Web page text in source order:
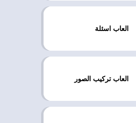
العاب اسئلة
العاب تركيب الصور